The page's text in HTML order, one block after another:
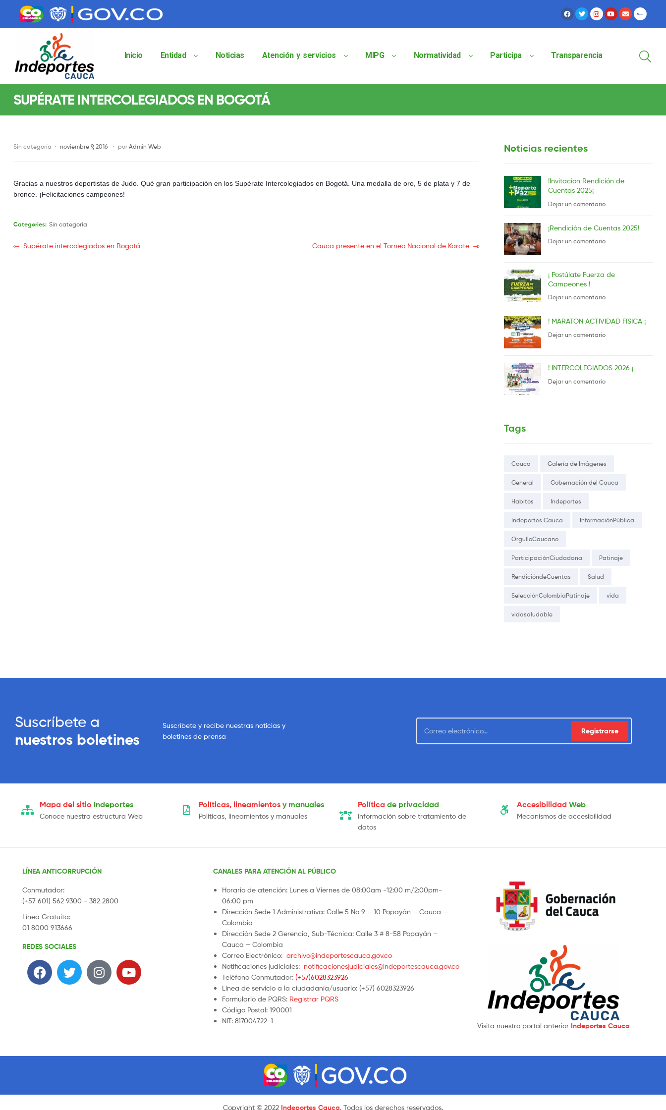
contenido
contenido
Indeportes
Cauca
de
Indeportes
Cauca
Inicio Entidad Noticias Atención y servicios MIPG Normatividad Participa Transparencia
SUPÉRATE INTERCOLEGIADOS EN BOGOTÁ
Sin categoría noviembre 9, 2016 por Admin Web
Gracias a nuestros deportistas de Judo. Qué gran participación en los Supérate Intercolegiados en Bogotá. Una medalla de oro, 5 de plata y 7 de
bronce. ¡Felicitaciones campeones!
Categories: Sin categoría
Supérate intercolegiados en Bogotá Cauca presente en el Torneo Nacional de Karate
Noticias recientes
!Invitacion Rendición de
Cuentas 2025¡
Dejar un comentario
¡Rendición de Cuentas 2025!
Dejar un comentario
¡ Postúlate Fuerza de
Campeones !
Dejar un comentario
! MARATON ACTIVIDAD FISICA ¡
Dejar un comentario
! INTERCOLEGIADOS 2026 ¡
Dejar un comentario
Tags
Cauca Galería de Imágenes
General Gobernación del Cauca
Habitos Indeportes
Indeportes Cauca InformaciónPública
OrgulloCaucano
ParticipaciónCiudadana Patinaje
RendicióndeCuentas Salud
SelecciónColombiaPatinaje vida
vidasaludable
Suscríbete a
nuestros boletines
Suscríbete y recibe nuestras noticias y
boletines de prensa
Registrarse
Mapa del sitio Indeportes
Conoce nuestra estructura Web
Políticas, lineamientos y manuales
Políticas, lineamientos y manuales
Política de privacidad
Información sobre tratamiento de
datos
Accesibilidad Web
Mecanismos de accesibilidad
LÍNEA ANTICORRUPCIÓN
Conmutador:
(+57 601) 562 9300 - 382 2800
Línea Gratuita:
01 8000 913666
REDES SOCIALES
CANALES PARA ATENCIÓN AL PÚBLICO
Horario de atención: Lunes a Viernes de 08:00am -12:00 m/2:00pm-
06:00 pm
Dirección Sede 1 Administrativa: Calle 5 No 9 – 10 Popayán – Cauca –
Colombia
Dirección Sede 2 Gerencia, Sub-Técnica: Calle 3 # 8-58 Popayán –
Cauca – Colombia
Correo Electrónico:archivo@indeportescauca.gov.co
Notificaciones judiciales: notificacionesjudiciales@indeportescauca.gov.co
Teléfono Conmutador:(+57)6028323926
Línea de servicio a la ciudadanía/usuario: (+57) 6028323926
Formulario de PQRS: Registrar PQRS
Código Postal: 190001
NIT: 817004722-1
Visita nuestro portal anterior Indeportes Cauca
Copyright © 2022 Indeportes Cauca. Todos los derechos reservados.